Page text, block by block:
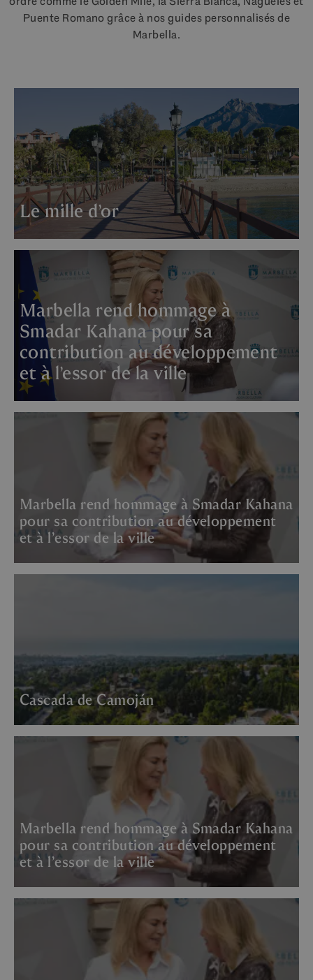
Puente Romano grâce à nos guides personnalisés de
Marbella.
Le mille d’or
Marbella rend hommage à
Smadar Kahana pour sa
contribution au développement
et à l’essor de la ville
Marbella rend hommage à Smadar Kahana
pour sa contribution au développement
et à l’essor de la ville
Cascada de Camoján
Marbella rend hommage à Smadar Kahana
pour sa contribution au développement
et à l’essor de la ville